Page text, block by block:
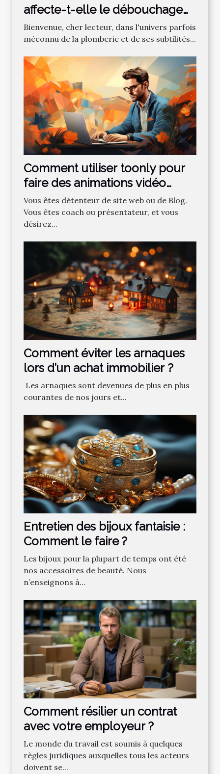
affecte-t-elle le débouchage
des canalisations?
Bienvenue, cher lecteur, dans l'univers parfois
méconnu de la plomberie et de ses subtilités...
Comment utiliser toonly pour
faire des animations vidéo
professionnelles ?
Vous êtes détenteur de site web ou de Blog.
Vous êtes coach ou présentateur, et vous
désirez...
Comment‌ ‌éviter‌ ‌les‌ ‌arnaques‌
‌lors‌ ‌d’un‌ ‌achat‌ ‌immobilier ?‌ ‌
‌ Les‌ ‌arnaques‌ ‌sont‌ ‌devenues‌ ‌de‌ ‌plus‌ ‌en‌ ‌plus‌
‌courantes‌ ‌de‌ ‌nos‌ ‌jours‌ ‌et‌...
Entretien des bijoux fantaisie :
Comment le faire ?
Les bijoux pour la plupart de temps ont été
nos accessoires de beauté. Nous
n’enseignons à...
Comment résilier un contrat
avec votre employeur ?
Le monde du travail est soumis à quelques
règles juridiques auxquelles tous les acteurs
doivent se...